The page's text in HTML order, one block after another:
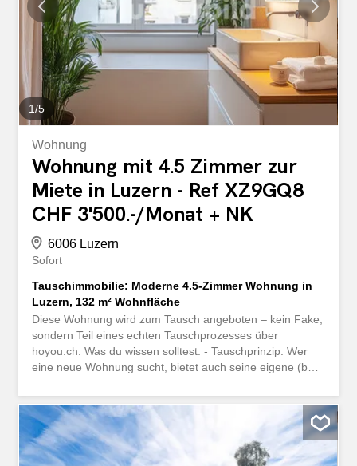
sich durch folgende Vorteile aus: - stilvoll möbliert und
bezugsbereit ab 1. September - grosszügiger Wohn- und
Essbereich mit bodentiefen Fensterfronten - sonnige
Terrasse mit Garten - offene Designküche mit
hochwertigen Geräten - Schlafzimmer mit...
1/5
Wohnung
Wohnung mit 4.5 Zimmer zur
Miete in Luzern - Ref XZ9GQ8
CHF 3'500.-/Monat + NK
6006 Luzern
Sofort
Tauschimmobilie: Moderne 4.5-Zimmer Wohnung in
Luzern, 132 m² Wohnfläche
Diese Wohnung wird zum Tausch angeboten – kein Fake,
sondern Teil eines echten Tauschprozesses über
hoyou.ch. Was du wissen solltest: - Tauschprinzip: Wer
eine neue Wohnung sucht, bietet auch seine eigene (bald
Wunsch anonym. - Mehr Infos & Kontakt: Registriere dich
kostenlos auf hoyou.ch, um weitere Details zu sehen und
direkt mit der Eigentümerschaft in Kontakt zu treten. -
Diskret & fair: hoyou ist eine neutrale Plattform. Wir
vermitteln nicht und versenden keine Exposés per Mail. -